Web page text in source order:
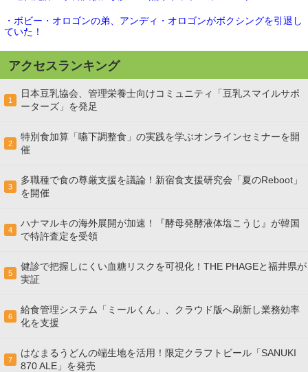
・ボビー・オロゴンの弟、アンディ・オロゴンがボクシングを引退し
ていた！
アクセスランキング
1
日本豆乳協会、管理栄養士向けコミュニティ「豆乳スマイルサポ
ーターズ」を発足
2
特別食加算「嚥下調整食」の実践を学ぶオンラインセミナーを開
催
3
多職種で食の尊厳支援を議論！新宿食支援研究会「夏のReboot」
を開催
4
ハナマルキの海外展開が加速！『酵母発酵液体塩こうじ』が韓国
で特許査定を受領
5
健診で把握しにくい血糖リスクを可視化！THE PHAGEと福井県が
実証
6
給食管理システム「ミールくん」、クラウド版へ刷新し業務効率
化を支援
7
はなまるうどんの端生地を活用！限定クラフトビール「SANUKI
870 ALE」を発売